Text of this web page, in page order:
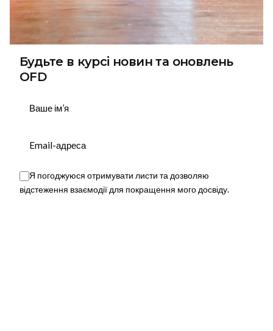
Loom
This website stores cookies on your device.
Privacy Policy
Будьте в курсі новин та оновлень
OFD
Я погоджуюся отримувати листи та дозволяю
відстеження взаємодії для покращення мого досвіду.